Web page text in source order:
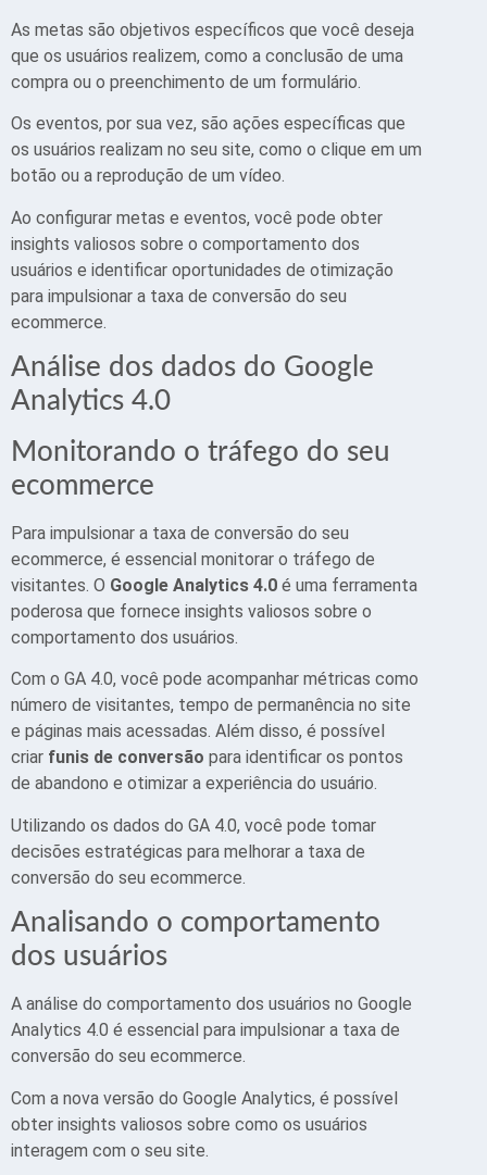
As metas são objetivos específicos que você deseja
que os usuários realizem, como a conclusão de uma
compra ou o preenchimento de um formulário.
Os eventos, por sua vez, são ações específicas que
os usuários realizam no seu site, como o clique em um
botão ou a reprodução de um vídeo.
Ao configurar metas e eventos, você pode obter
insights valiosos sobre o comportamento dos
usuários e identificar oportunidades de otimização
para impulsionar a taxa de conversão do seu
ecommerce.
Análise dos dados do Google
Analytics 4.0
Monitorando o tráfego do seu
ecommerce
Para impulsionar a taxa de conversão do seu
ecommerce, é essencial monitorar o tráfego de
visitantes. O Google Analytics 4.0 é uma ferramenta
poderosa que fornece insights valiosos sobre o
comportamento dos usuários.
Com o GA 4.0, você pode acompanhar métricas como
número de visitantes, tempo de permanência no site
e páginas mais acessadas. Além disso, é possível
criar funis de conversão para identificar os pontos
de abandono e otimizar a experiência do usuário.
Utilizando os dados do GA 4.0, você pode tomar
decisões estratégicas para melhorar a taxa de
conversão do seu ecommerce.
Analisando o comportamento
dos usuários
A análise do comportamento dos usuários no Google
Analytics 4.0 é essencial para impulsionar a taxa de
conversão do seu ecommerce.
Com a nova versão do Google Analytics, é possível
obter insights valiosos sobre como os usuários
interagem com o seu site.